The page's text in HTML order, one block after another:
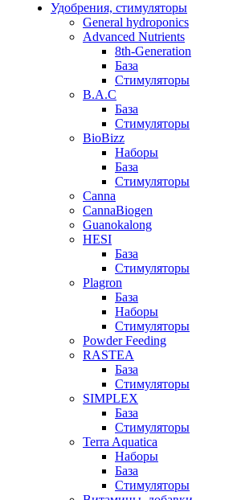
Удобрения, стимуляторы
General hydroponics
Advanced Nutrients
8th-Generation
База
Стимуляторы
B.A.C
База
Стимуляторы
BioBizz
Наборы
База
Стимуляторы
Canna
CannaBiogen
Guanokalong
HESI
База
Стимуляторы
Plagron
База
Наборы
Стимуляторы
Powder Feeding
RASTEA
База
Стимуляторы
SIMPLEX
База
Стимуляторы
Terra Aquatica
Наборы
База
Стимуляторы